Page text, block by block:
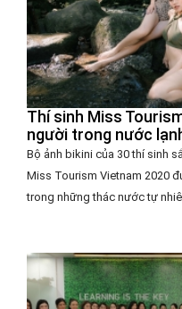
Thí sinh Miss
người trong nước
Bộ ảnh bikini của 30 thí sinh
Miss Tourism Vietnam 2020
trong những thác nước tự